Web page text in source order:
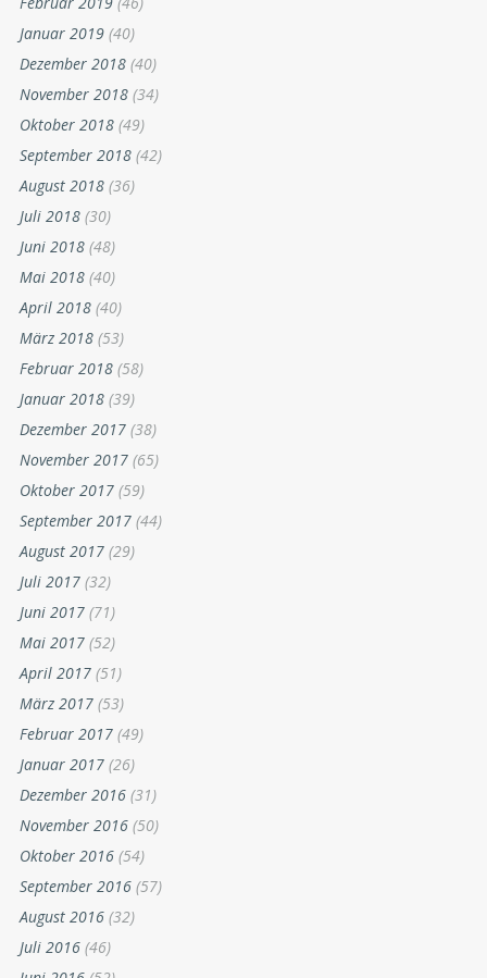
Januar 2019 (40)
Dezember 2018 (40)
November 2018 (34)
Oktober 2018 (49)
September 2018 (42)
August 2018 (36)
Juli 2018 (30)
Juni 2018 (48)
Mai 2018 (40)
April 2018 (40)
März 2018 (53)
Februar 2018 (58)
Januar 2018 (39)
Dezember 2017 (38)
November 2017 (65)
Oktober 2017 (59)
September 2017 (44)
August 2017 (29)
Juli 2017 (32)
Juni 2017 (71)
Mai 2017 (52)
April 2017 (51)
März 2017 (53)
Februar 2017 (49)
Januar 2017 (26)
Dezember 2016 (31)
November 2016 (50)
Oktober 2016 (54)
September 2016 (57)
August 2016 (32)
Juli 2016 (46)